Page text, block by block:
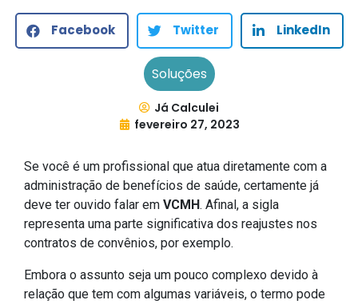
Facebook Twitter LinkedIn
Soluções
Já Calculei
fevereiro 27, 2023
Se você é um profissional que atua diretamente com a
administração de benefícios de saúde, certamente já
deve ter ouvido falar em VCMH. Afinal, a sigla
representa uma parte significativa dos reajustes nos
contratos de convênios, por exemplo.
Embora o assunto seja um pouco complexo devido à
relação que tem com algumas variáveis, o termo pode